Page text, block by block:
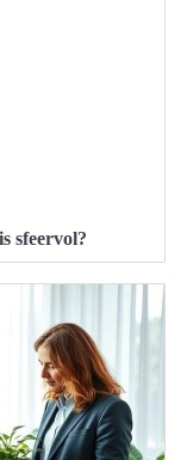
sfeervol?